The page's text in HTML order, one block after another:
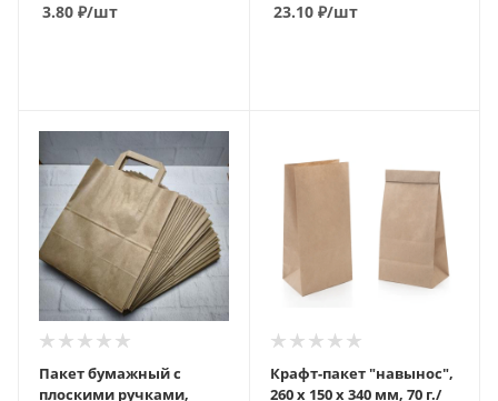
3.80 ₽/шт 23.10₽/шт
Пакет бумажный с
плоскими ручками,
Крафт-пакет "навынос",
260 х 150 х 340 мм, 70 г./